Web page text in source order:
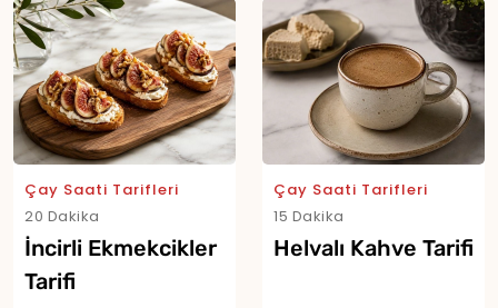
Çay Saati Tarifleri
20 Dakika
İncirli Ekmekcikler
Tarifi
Çay Saati Tarifleri
15 Dakika
Helvalı Kahve Tarifi